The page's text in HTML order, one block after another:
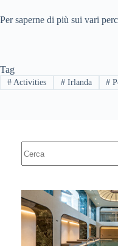
Per saperne di più sui vari
Tag
#Activities #Irlanda #
risultato